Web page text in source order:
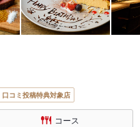
口コミ投稿特典対象店
コース